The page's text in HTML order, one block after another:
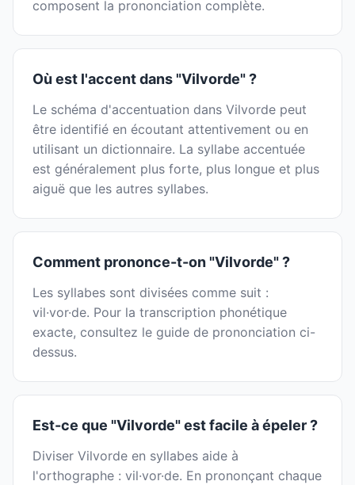
composent la prononciation complète.
Où est l'accent dans "Vilvorde" ?
Le schéma d'accentuation dans Vilvorde peut
être identifié en écoutant attentivement ou en
utilisant un dictionnaire. La syllabe accentuée
est généralement plus forte, plus longue et plus
aiguë que les autres syllabes.
Comment prononce-t-on "Vilvorde" ?
Les syllabes sont divisées comme suit :
vil·vor·de. Pour la transcription phonétique
exacte, consultez le guide de prononciation ci-
dessus.
Est-ce que "Vilvorde" est facile à épeler ?
Diviser Vilvorde en syllabes aide à
l'orthographe : vil·vor·de. En prononçant chaque